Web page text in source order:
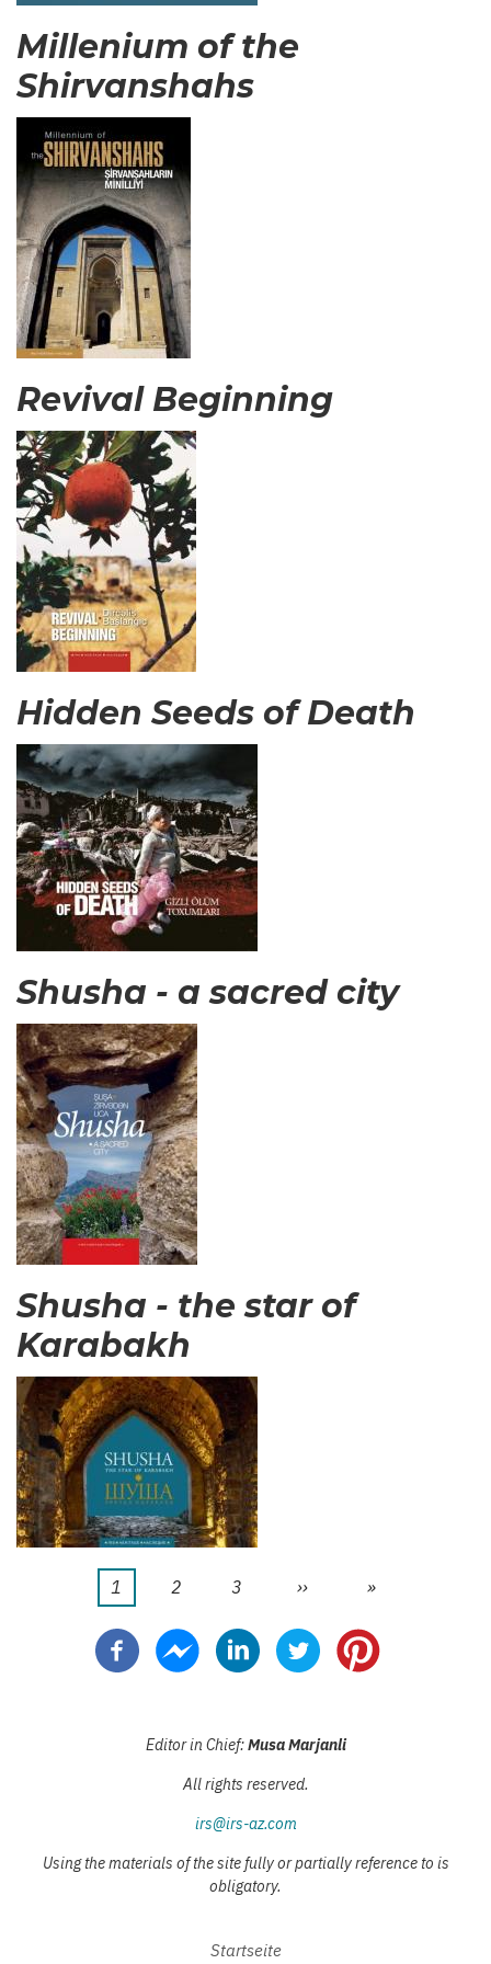
Millenium of the
Shirvanshahs
Revival Beginning
Hidden Seeds of Death
Shusha - a sacred city
Shusha - the star of
Karabakh
Seitennummerierung
Aktuelle
1 Seite
2 Seite
3
Nächste
››
Letzte
»
Editor in Chief:Musa Marjanli
All rights reserved.
irs@irs-az.com
Using the materials of the site fully or partially reference to is
obligatory.
Startseite